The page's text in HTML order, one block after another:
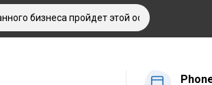
бизнеса пройдет этой осенью в Алматы